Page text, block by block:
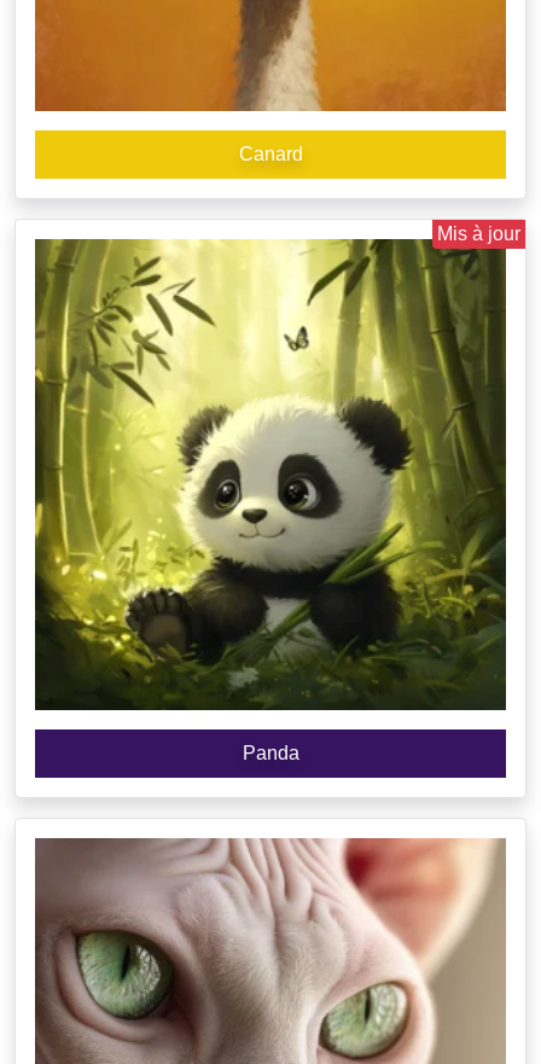
Canard
Mis à jour
Panda